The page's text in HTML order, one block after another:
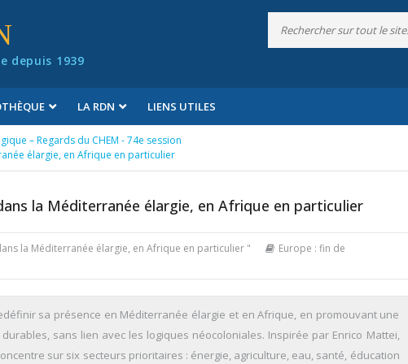
depuis 1939
LA RDN LIENS UTILES
– Regards du CHEM - 74e session
élargie, en Afrique en particulier
la Méditerranée élargie, en Afrique en particulier
la Méditerranée élargie, en Afrique en particulier "
Europe : fin de
sa présence en Méditerranée élargie et en Afrique, en promouvant une
sans lien avec les logiques néocoloniales. Inspirée par Enrico Mattei,
sur six secteurs prioritaires : énergie, agriculture, eau, santé, éducation